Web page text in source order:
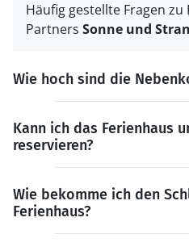
Häufig gestellte Fragen
Partners Sonne und
Wie hoch sind die
Kann ich das Ferienhaus
reservieren?
Wie bekomme ich den
Ferienhaus?